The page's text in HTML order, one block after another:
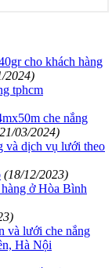
cho khách hàng
2024)
tphcm
che nắng
03/2024)
và dịch vụ lưới theo
(18/12/2023)
ở Hòa Bình
và lưới che nắng
Hà Nội